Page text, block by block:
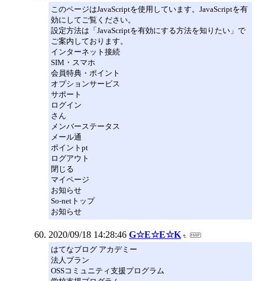
このページはJavaScriptを使用しています。JavaScriptを有
効にしてご覧ください。
設定方法は「JavaScriptを有効にする方法を知りたい」で
ご案内しております。
インターネット接続
SIM・スマホ
会員特典・ポイント
オプションサービス
サポート
ログイン
さん
メンバーステータス
メール通
ポイントpt
ログアウト
閉じる
マイページ
お知らせ
So-netトップ
お知らせ
2020/09/18 14:28:46 G☆E☆E☆K
はてなブログ アカデミー
法人プラン
OSSコミュニティ支援プログラム